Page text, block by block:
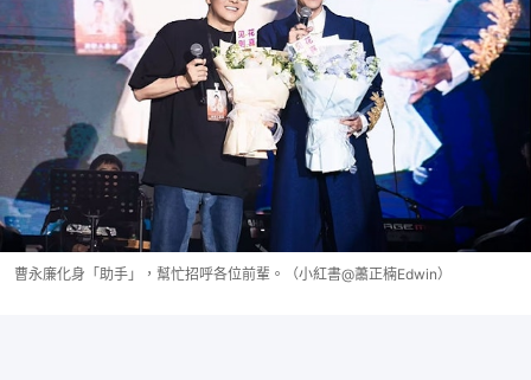
曹永廉化身「助手」，幫忙招呼各位前輩。（小紅書@蕭正楠Edwin）